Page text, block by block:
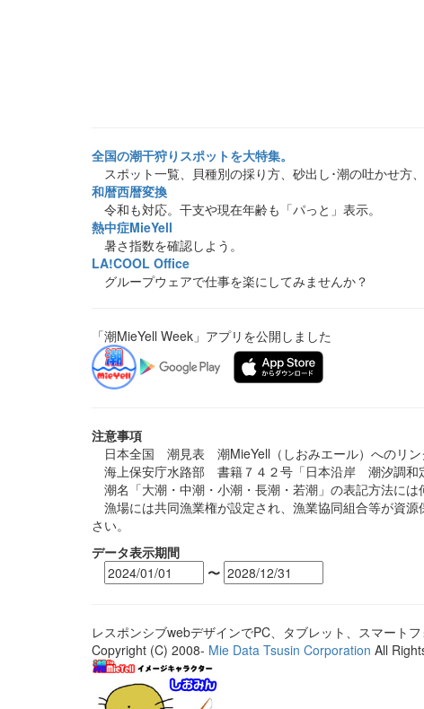
全国の潮干狩りスポットを大特集。
スポット一覧、貝種別の採り方、砂出し･潮の吐かせ方
和暦西暦変換
令和も対応。干支や現在年齢も「パっと」表示。
熱中症MieYell
暑さ指数を確認しよう。
LA!COOL Office
グループウェアで仕事を楽にしてみませんか？
「潮MieYell Week」アプリを公開しました
注意事項
日本全国 潮見表 潮MieYell（しおみエール）へのリン
海上保安庁水路部 書籍７４２号「日本沿岸 潮汐調和
潮名「大潮・中潮・小潮・長潮・若潮」の表記方法には
漁場には共同漁業権が設定され、漁業協同組合等が資
さい。
データ表示期間
〜
レスポンシブwebデザインでPC、タブレット、スマート
Copyright (C) 2008- Mie Data Tsusin Corporation All